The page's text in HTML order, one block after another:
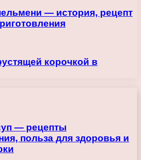
— история, рецепт
корочкой в
— рецепты
польза для здоровья и